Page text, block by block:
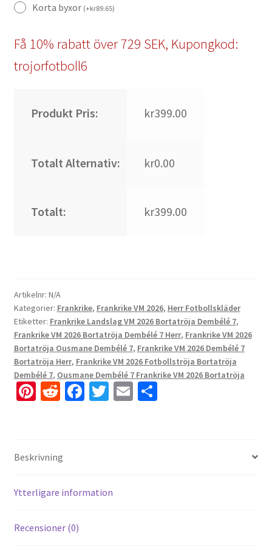
Korta byxor (+kr89.65)
Få 10% rabatt över 729 SEK, Kupongkod:
trojorfotboll6
Produkt Pris: kr399.00
Totalt Alternativ: kr0.00
Totalt: kr399.00
Artikelnr: N/A
Kategorier: Frankrike, Frankrike VM 2026, Herr Fotbollskläder
Etiketter: Frankrike Landslag VM 2026 Bortatröja Dembélé 7,
Frankrike VM 2026 Bortatröja Dembélé 7 Herr, Frankrike VM 2026
Bortatröja Ousmane Dembélé 7, Frankrike VM 2026 Dembélé 7
Bortatröja Herr, Frankrike VM 2026 Fotbollströja Bortatröja
Dembélé 7, Ousmane Dembélé 7 Frankrike VM 2026 Bortatröja
Pi
es
R
di
t
Fa
k
T E D
Beskrivning
Ytterligare information
Recensioner (0)